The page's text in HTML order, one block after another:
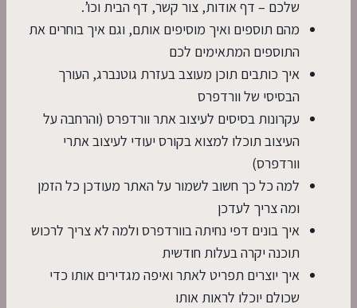
שלכם – דף אודות, צור קשר, דף הבית וכו’.
מהם תוספים ואיך מוסיפים אותם, וגם איך בוחרים את
התוספים המתאימים לכם
איך כותבים תוכן מעוצב בעזרת גוטנברג, העורך
הבסיסי של וורדפרס
עקרונות בסיסים לעיצוב אתר וורדפרס (והרחבה על
העיצוב תוכלו למצוא בקורס יעודי לעיצוב אתרי
וורדפרס)
למה כל כך חשוב לשמור על האתר מעודכן כל הזמן
ומה צריך לעדכן
איך בונים דפי נחיתה בוורדפרס ולמה לא צריך לרכוש
תוכנה יקרה בעלות חודשית
איך יוצרים תפריט לאתר ואיפה מגדירים אותו כדי
שכולם יוכלו לראות אותו